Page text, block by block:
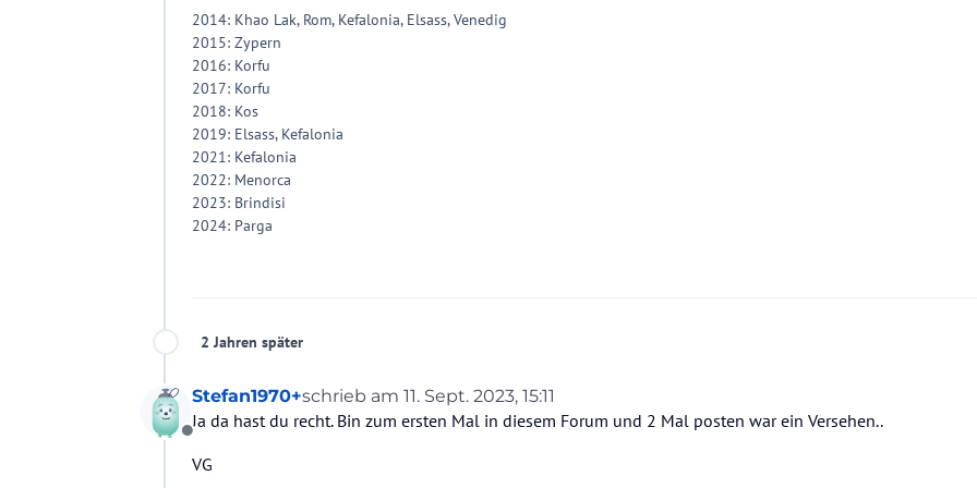
2014: Khao Lak, Rom, Kefalonia, Elsass, Venedig
2015: Zypern
2016: Korfu
2017: Korfu
2018: Kos
2019: Elsass, Kefalonia
2021: Kefalonia
2022: Menorca
2023: Brindisi
2024: Parga
2 Jahren später
Offline
Stefan1970+schrieb am 11. Sept. 2023, 15:11
zuletzt editiert von
Ja da hast du recht. Bin zum ersten Mal in diesem Forum und 2 Mal posten war ein Versehen..
VG